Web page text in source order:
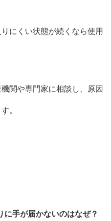
にくい状態が続くなら使用
関や専門家に相談し、原因
。
に手が届かないのはなぜ？